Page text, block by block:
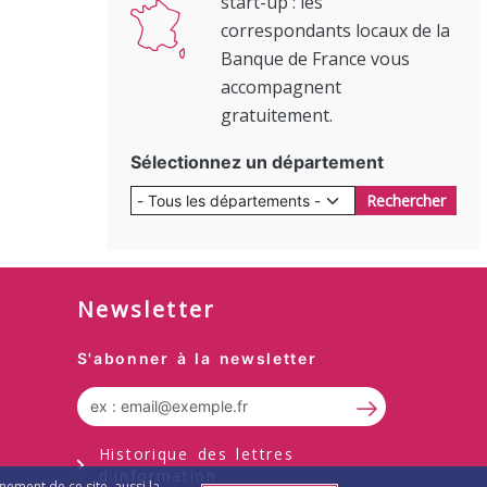
correspondants locaux de la
Banque de France vous
accompagnent
gratuitement.
Sélectionnez un département
Rechercher
Newsletter
S'abonner à la newsletter
S’abonner à
Historique des lettres